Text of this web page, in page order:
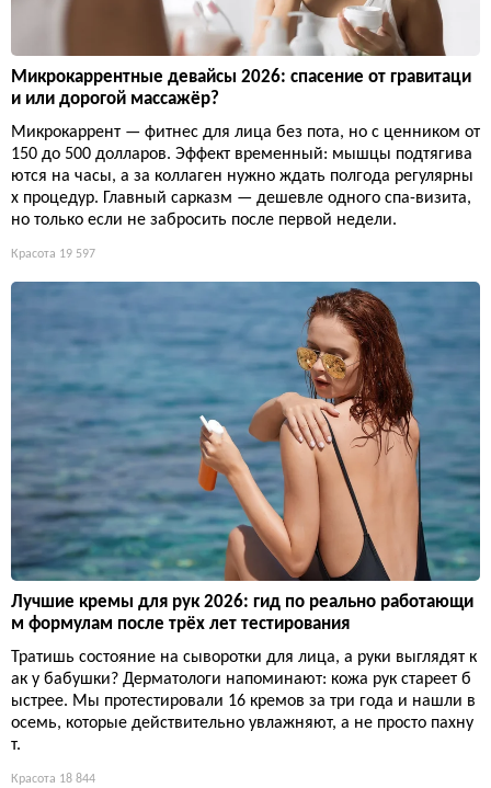
Микрокаррентные девайсы 2026: спасение от гравитаци
и или дорогой массажёр?
Микрокаррент — фитнес для лица без пота, но с ценником от
150 до 500 долларов. Эффект временный: мышцы подтягива
ются на часы, а за коллаген нужно ждать полгода регулярны
х процедур. Главный сарказм — дешевле одного спа-визита,
но только если не забросить после первой недели.
Красота 19 597
Лучшие кремы для рук 2026: гид по реально работающи
м формулам после трёх лет тестирования
Тратишь состояние на сыворотки для лица, а руки выглядят к
ак у бабушки? Дерматологи напоминают: кожа рук стареет б
ыстрее. Мы протестировали 16 кремов за три года и нашли в
осемь, которые действительно увлажняют, а не просто пахну
т.
Красота 18 844